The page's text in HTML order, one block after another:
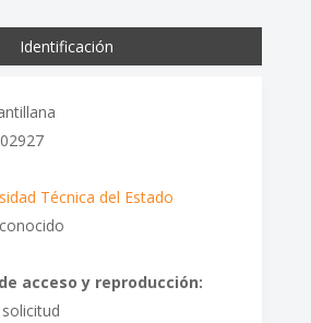
Identificación
Técnica del Estado
acceso y reproducción: